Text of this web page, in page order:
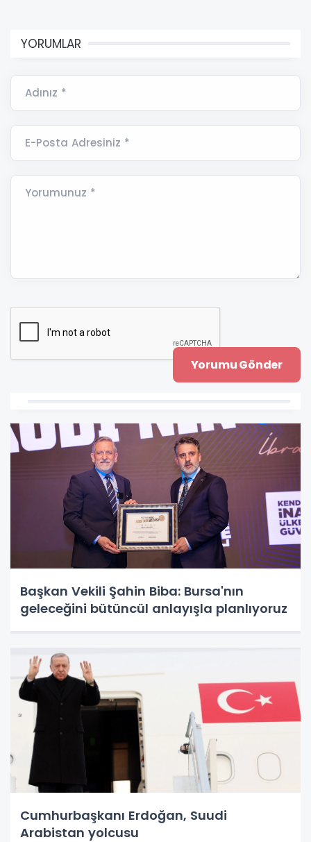
YORUMLAR
Adınız *
E-Posta Adresiniz *
Yorumunuz *
Başkan Vekili Şahin Biba: Bursa'nın
geleceğini bütüncül anlayışla planlıyoruz
Cumhurbaşkanı Erdoğan, Suudi
Arabistan yolcusu